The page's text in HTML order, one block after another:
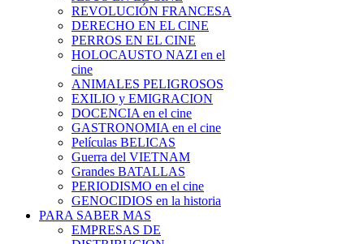
REVOLUCIÓN FRANCESA
DERECHO EN EL CINE
PERROS EN EL CINE
HOLOCAUSTO NAZI en el
cine
ANIMALES PELIGROSOS
EXILIO y EMIGRACION
DOCENCIA en el cine
GASTRONOMIA en el cine
Películas BELICAS
Guerra del VIETNAM
Grandes BATALLAS
PERIODISMO en el cine
GENOCIDIOS en la historia
PARA SABER MAS
EMPRESAS DE